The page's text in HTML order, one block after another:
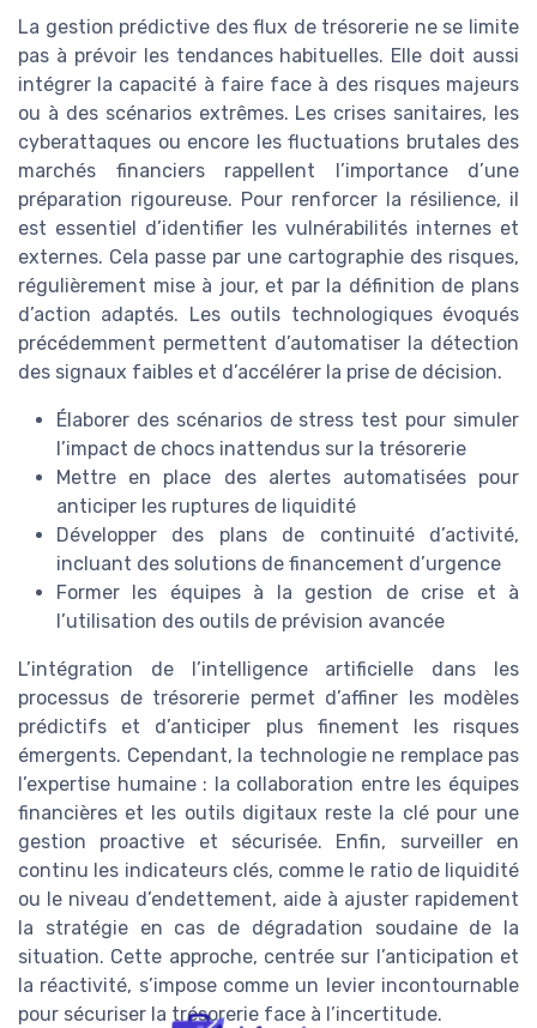
La gestion prédictive des flux de trésorerie ne se limite
pas à prévoir les tendances habituelles. Elle doit aussi
intégrer la capacité à faire face à des risques majeurs
ou à des scénarios extrêmes. Les crises sanitaires, les
cyberattaques ou encore les fluctuations brutales des
marchés financiers rappellent l’importance d’une
préparation rigoureuse. Pour renforcer la résilience, il
est essentiel d’identifier les vulnérabilités internes et
externes. Cela passe par une cartographie des risques,
régulièrement mise à jour, et par la définition de plans
d’action adaptés. Les outils technologiques évoqués
précédemment permettent d’automatiser la détection
des signaux faibles et d’accélérer la prise de décision.
Élaborer des scénarios de stress test pour simuler
l’impact de chocs inattendus sur la trésorerie
Mettre en place des alertes automatisées pour
anticiper les ruptures de liquidité
Développer des plans de continuité d’activité,
incluant des solutions de financement d’urgence
Former les équipes à la gestion de crise et à
l’utilisation des outils de prévision avancée
L’intégration de l’intelligence artificielle dans les
processus de trésorerie permet d’affiner les modèles
prédictifs et d’anticiper plus finement les risques
émergents. Cependant, la technologie ne remplace pas
l’expertise humaine : la collaboration entre les équipes
financières et les outils digitaux reste la clé pour une
gestion proactive et sécurisée. Enfin, surveiller en
continu les indicateurs clés, comme le ratio de liquidité
ou le niveau d’endettement, aide à ajuster rapidement
la stratégie en cas de dégradation soudaine de la
situation. Cette approche, centrée sur l’anticipation et
la réactivité, s’impose comme un levier incontournable
pour sécuriser la trésorerie face à l’incertitude.